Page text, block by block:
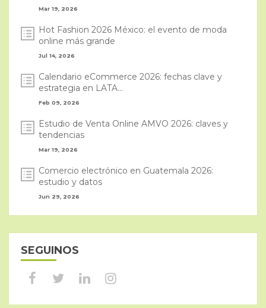
Mar 19, 2026
Hot Fashion 2026 México: el evento de moda
online más grande
Jul 14, 2026
Calendario eCommerce 2026: fechas clave y
estrategia en LATA...
Feb 09, 2026
Estudio de Venta Online AMVO 2026: claves y
tendencias
Mar 19, 2026
Comercio electrónico en Guatemala 2026:
estudio y datos
Jun 29, 2026
SEGUINOS